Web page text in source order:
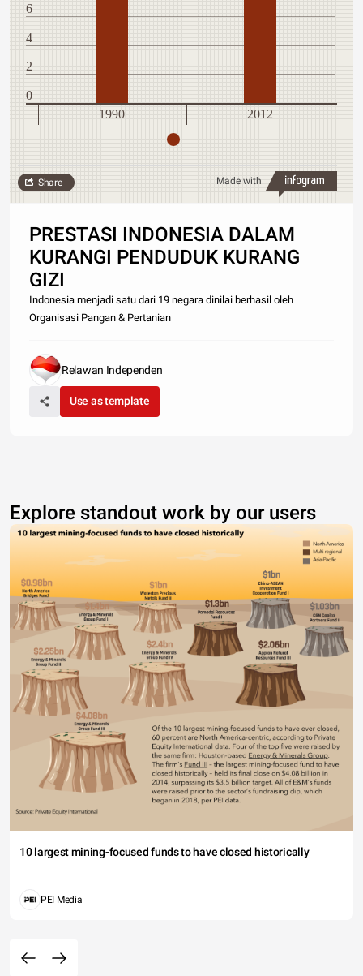
6
4
2
0
1990
2012
Made with
Share
PRESTASI INDONESIA DALAM
KURANGI PENDUDUK KURANG
GIZI
Indonesia menjadi satu dari 19 negara dinilai berhasil oleh
Organisasi Pangan & Pertanian
Relawan Independen
Use as template
Explore standout work by our users
10 largest mining-focused funds to have closed historically
PEI Media